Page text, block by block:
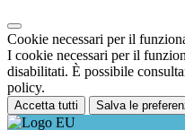
Cookie necessari per il
I cookie necessari per il
disabilitati. È possibile
policy.
Accetta tutti Salva le